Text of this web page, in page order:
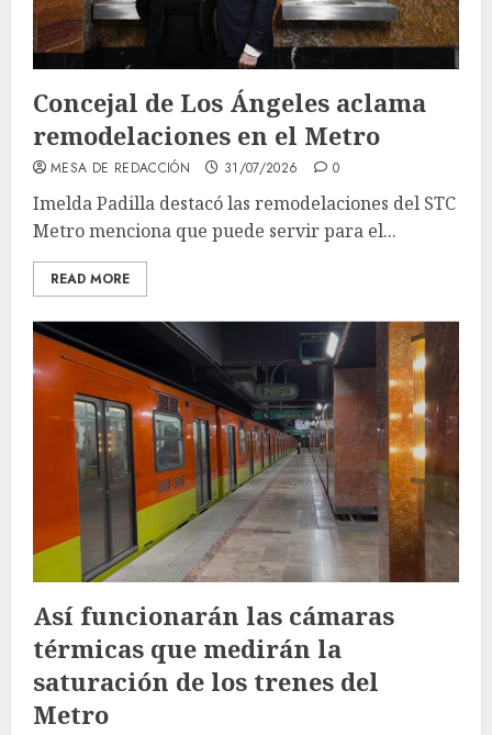
Concejal de Los Ángeles aclama
remodelaciones en el Metro
MESA DE REDACCIÓN 31/07/2026 0
Imelda Padilla destacó las remodelaciones del STC
Metro menciona que puede servir para el...
READ MORE
Así funcionarán las cámaras
térmicas que medirán la
saturación de los trenes del
Metro